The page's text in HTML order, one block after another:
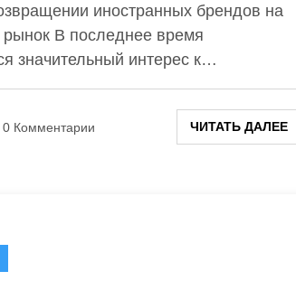
иностранных брендов на
рынок В последнее время
значительный интерес к…
0 Комментарии ЧИТАТЬ ДАЛЕЕ